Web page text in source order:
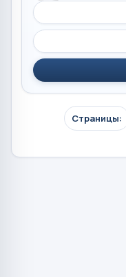
Страницы: